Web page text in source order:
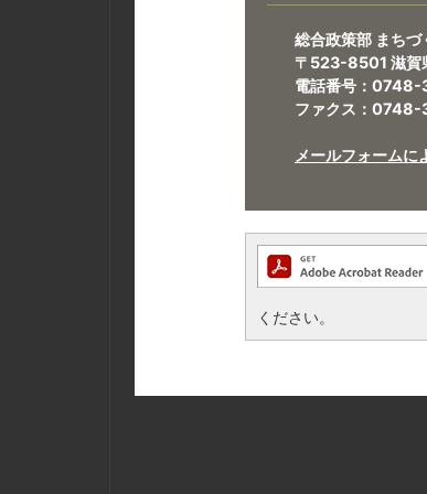
総合政策部 まちづ
〒523-8501 滋賀
電話番号：
ファクス：
メールフォームに
ください。